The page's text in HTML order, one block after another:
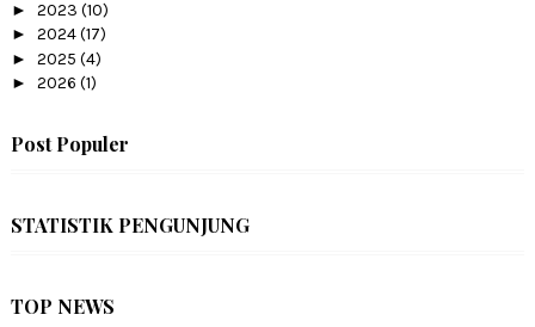
► 2023 (10)
► 2024(17)
► 2025 (4)
► 2026 (1)
Post Populer
STATISTIK PENGUNJUNG
TOP NEWS